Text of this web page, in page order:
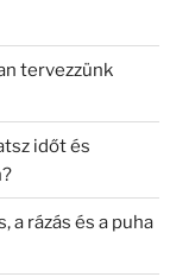
tervezzünk
időt és
a rázás és a puha